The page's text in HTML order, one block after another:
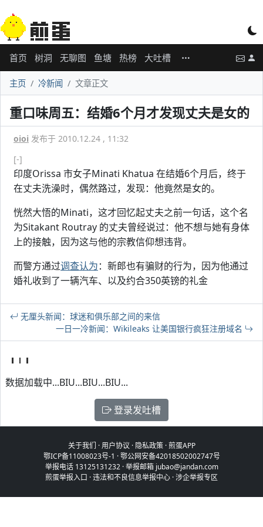
首页 树洞 无聊图 鱼塘 热榜 大吐槽
主页 冷新闻 文章正文
重口味周五：结婚6个月才发现丈夫是女的
oioi 发布于 2010.12.24 , 11:32
[-]
印度Orissa 市女子Minati Khatua 在结婚6个月后，终于
在丈夫洗澡时，偶然路过，发现：他竟然是女的。
恍然大悟的Minati，这才回忆起丈夫之前一句话，这个名
为Sitakant Routray 的丈夫曾经说过：他不想与她有身体
上的接触，因为这与他的宗教信仰想违背。
而警方通过调查认为：新郎也有骗财的行为，因为他通过
婚礼收到了一辆汽车、以及约合350英镑的礼金
无厘头新闻：球迷和俱乐部之间的来信
一日一冷新闻：Wikileaks 让美国银行疯狂注册域名
数据加载中...BIU...BIU...BIU...
登录发吐槽
关于我们 ·用户协议 · 隐私政策·煎蛋APP
鄂ICP备11008023号-1 ·鄂公网安备42018502002747号
举报电话 13125131232 · 举报邮箱 jubao@jandan.com
煎蛋举报入口 ·违法和不良信息举报中心 ·涉企举报专区